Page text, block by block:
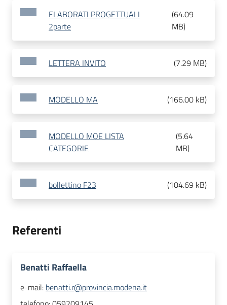
ELABORATI PROGETTUALI
2parte
(64.09
MB)
LETTERA INVITO (7.29 MB)
MODELLO MA (166.00 kB)
MODELLO MOE LISTA
CATEGORIE
(5.64
MB)
bollettino F23 (104.69 kB)
Referenti
Benatti Raffaella
e-mail: benatti.r@provincia.modena.it